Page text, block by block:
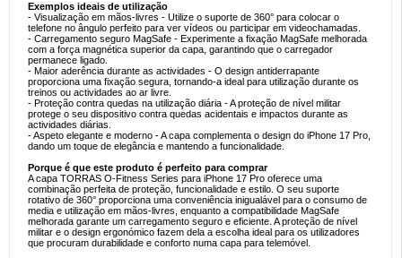
Exemplos ideais de utilização
- Visualização em mãos-livres - Utilize o suporte de 360° para colocar o
telefone no ângulo perfeito para ver vídeos ou participar em videochamadas.
- Carregamento seguro MagSafe - Experimente a fixação MagSafe melhorada
com a força magnética superior da capa, garantindo que o carregador
permanece ligado.
- Maior aderência durante as actividades - O design antiderrapante
proporciona uma fixação segura, tornando-a ideal para utilização durante os
treinos ou actividades ao ar livre.
- Proteção contra quedas na utilização diária - A proteção de nível militar
protege o seu dispositivo contra quedas acidentais e impactos durante as
actividades diárias.
- Aspeto elegante e moderno - A capa complementa o design do iPhone 17 Pro,
dando um toque de elegância e mantendo a funcionalidade.
Porque é que este produto é perfeito para comprar
A capa TORRAS O-Fitness Series para iPhone 17 Pro oferece uma
combinação perfeita de proteção, funcionalidade e estilo. O seu suporte
rotativo de 360° proporciona uma conveniência inigualável para o consumo de
media e utilização em mãos-livres, enquanto a compatibilidade MagSafe
melhorada garante um carregamento seguro e eficiente. A proteção de nível
militar e o design ergonómico fazem dela a escolha ideal para os utilizadores
que procuram durabilidade e conforto numa capa para telemóvel.